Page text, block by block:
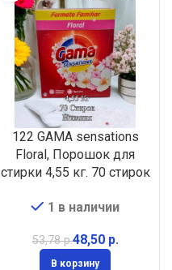
122 GAMA sensations
Floral, Порошок для
стирки 4,55 кг. 70 стирок
1 в наличии
53,78р.48,50 р.
В корзину